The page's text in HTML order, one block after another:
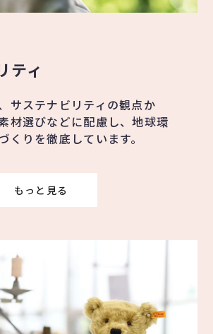
ティ
サステナビリティの観点か
材選びなどに配慮し、地球環
くりを徹底しています。
もっと見る